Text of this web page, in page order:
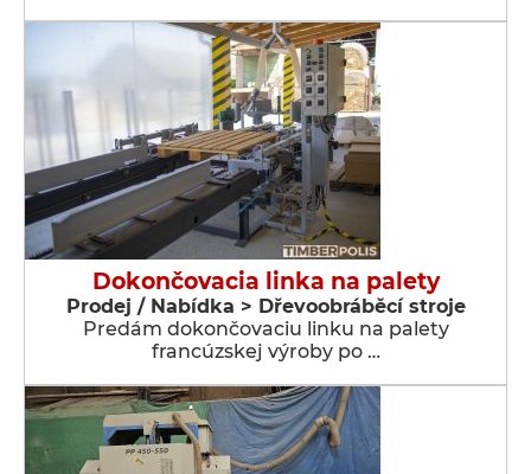
Dokončovacia linka na palety
Prodej / Nabídka > Dřevoobráběcí stroje
Predám dokončovaciu linku na palety
francúzskej výroby po …